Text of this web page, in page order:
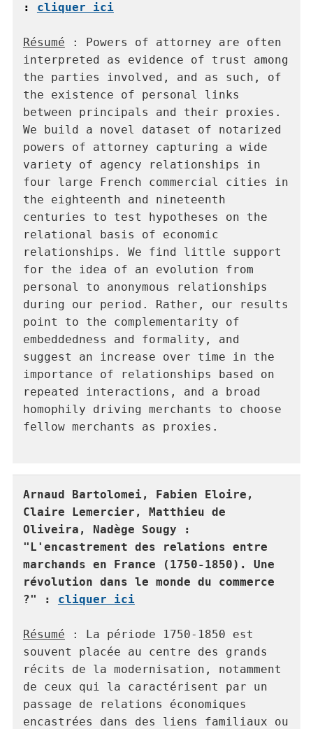
:
cliquer ici
Résumé : Powers of attorney are often
interpreted as evidence of trust among
the parties involved, and as such, of
the existence of personal links
between principals and their proxies.
We build a novel dataset of notarized
powers of attorney capturing a wide
variety of agency relationships in
four large French commercial cities in
the eighteenth and nineteenth
centuries to test hypotheses on the
relational basis of economic
relationships. We find little support
for the idea of an evolution from
personal to anonymous relationships
during our period. Rather, our results
point to the complementarity of
embeddedness and formality, and
suggest an increase over time in the
importance of relationships based on
repeated interactions, and a broad
homophily driving merchants to choose
fellow merchants as proxies.
Arnaud Bartolomei, Fabien Eloire,
Claire Lemercier, Matthieu de
Oliveira, Nadège Sougy :
"L'encastrement des relations entre
marchands en France (1750-1850). Une
révolution dans le monde du commerce
?" : cliquer ici
Résumé : La période 1750-1850 est
souvent placée au centre des grands
récits de la modernisation, notamment
de ceux qui la caractérisent par un
passage de relations économiques
encastrées dans des liens familiaux ou